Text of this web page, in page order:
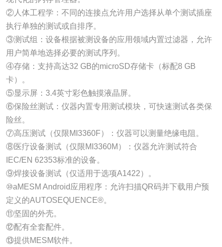
②人体工程学：不同的连接点允许用户选择从单个测试插座
执行单独的测试或自排序。
③测试组：设备根据被测设备的应用领域内置过滤器，允许
用户简单地选择必要的测试序列。
④存储：支持高达32 GB的microSD存储卡（标配8 GB
卡）。
⑤显示屏：3.4英寸彩色触摸液晶屏。
⑥保险丝测试：仪器内置专用测试模块，可快速测试各类保
险丝。
⑦高压测试（仅限MI3360F）：仪器可以测量绝缘电阻。
⑧医疗设备测试（仅限MI3360M）：仪器允许测试符合
IEC/EN 62353标准的设备。
⑨焊接设备测试（仅适用于选项A1422）。
⑩aMESM Android应用程序：允许扫描QR码并下载用户预
定义的AUTOSEQUENCE®。
⑪坚固的外壳。
⑫配有全套配件。
⑬提供MESM软件。